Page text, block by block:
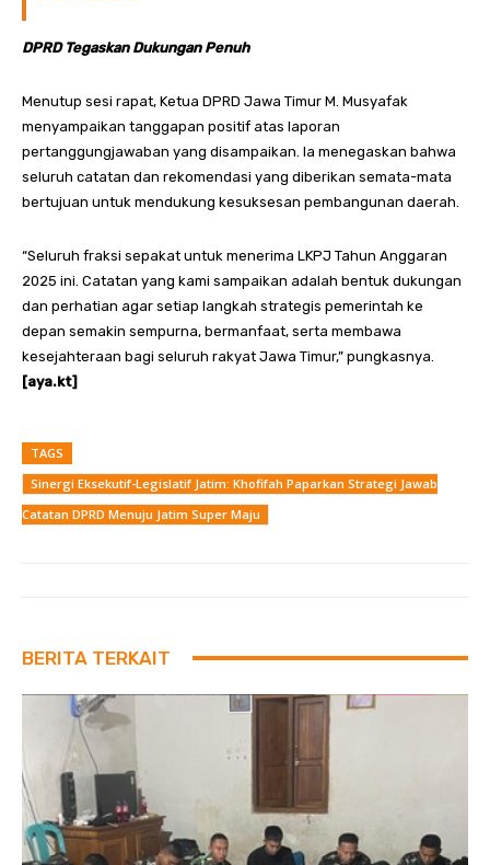
DPRD Tegaskan Dukungan Penuh
Menutup sesi rapat, Ketua DPRD Jawa Timur M. Musyafak
menyampaikan tanggapan positif atas laporan
pertanggungjawaban yang disampaikan. Ia menegaskan bahwa
seluruh catatan dan rekomendasi yang diberikan semata-mata
bertujuan untuk mendukung kesuksesan pembangunan daerah.
“Seluruh fraksi sepakat untuk menerima LKPJ Tahun Anggaran
2025 ini. Catatan yang kami sampaikan adalah bentuk dukungan
dan perhatian agar setiap langkah strategis pemerintah ke
depan semakin sempurna, bermanfaat, serta membawa
kesejahteraan bagi seluruh rakyat Jawa Timur,” pungkasnya.
[aya.kt]
TAGS
Sinergi Eksekutif-Legislatif Jatim: Khofifah Paparkan Strategi Jawab
Catatan DPRD Menuju Jatim Super Maju
BERITA TERKAIT